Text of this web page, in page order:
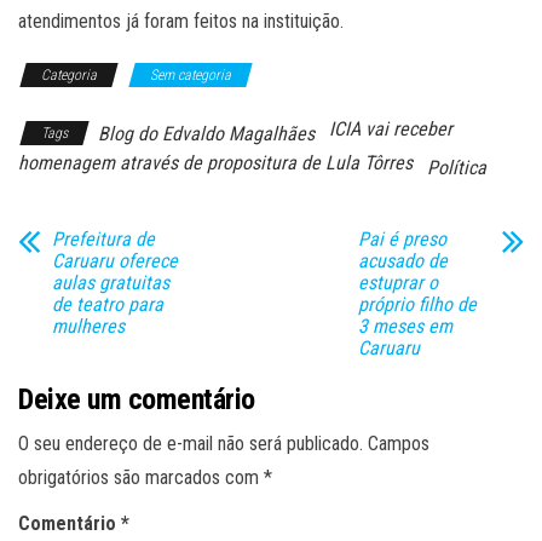
atendimentos já foram feitos na instituição.
Categoria Sem categoria
Tags Blog do Edvaldo Magalhães
ICIA vai receber
homenagem através de propositura de Lula Tôrres
Política
Prefeitura de
Caruaru oferece
aulas gratuitas
de teatro para
mulheres
Pai é preso
acusado de
estuprar o
próprio filho de
3 meses em
Caruaru
Deixe um comentário
O seu endereço de e-mail não será publicado. Campos
obrigatórios são marcados com *
Comentário *